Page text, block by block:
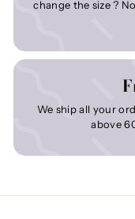
change the size ?
We ship all your
above